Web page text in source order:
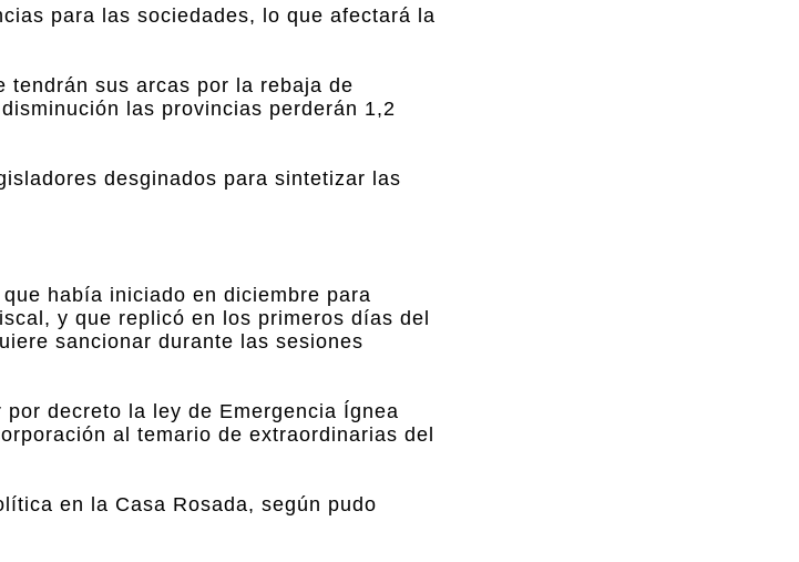
para las sociedades, lo que afectará la
tendrán sus arcas por la rebaja de
las provincias perderán 1,2
desginados para sintetizar las
había iniciado en diciembre para
y que replicó en los primeros días del
sancionar durante las sesiones
decreto la ley de Emergencia Ígnea
al temario de extraordinarias del
en la Casa Rosada, según pudo